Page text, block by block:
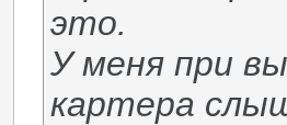
это.
У меня при
картера